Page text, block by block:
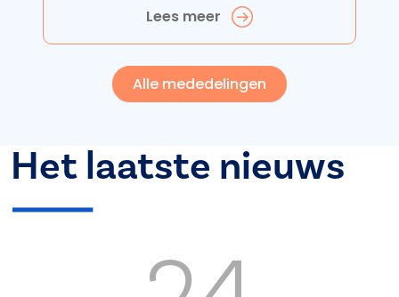
Lees meer
Alle mededelingen
Het laatste nieuws